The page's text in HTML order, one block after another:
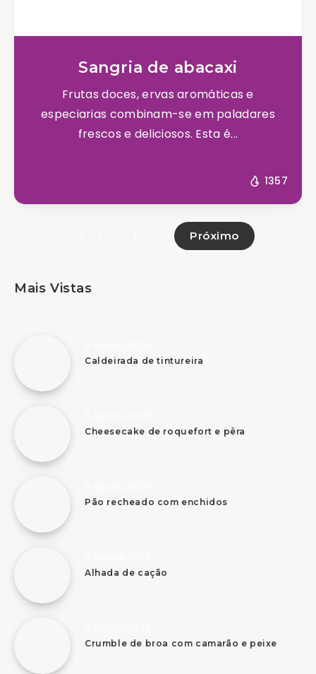
Sangria de abacaxi
Frutas doces, ervas aromáticas e
especiarias combinam-se em paladares
frescos e deliciosos. Esta é...
1357
Próximo
Mais Vistas
Caldeirada de tintureira
Cheesecake de roquefort e pêra
Pão recheado com enchidos
Alhada de cação
Crumble de broa com camarão e peixe